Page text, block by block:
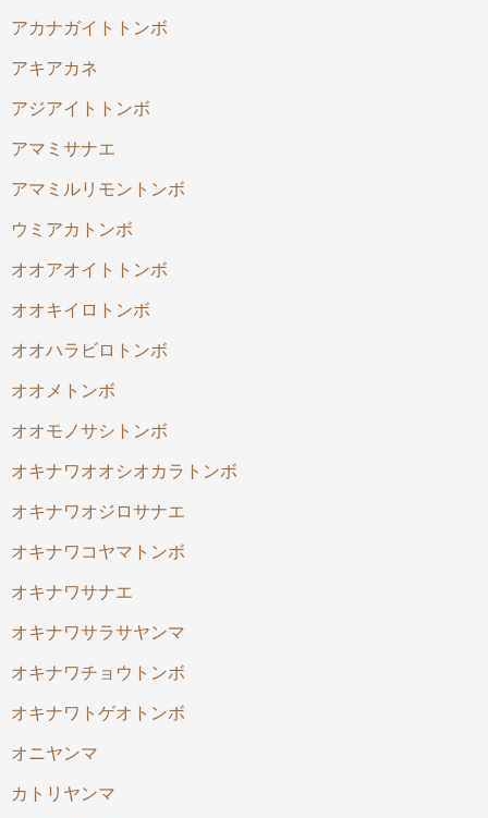
アカナガイトトンボ
アキアカネ
アジアイトトンボ
アマミサナエ
アマミルリモントンボ
ウミアカトンボ
オオアオイトトンボ
オオキイロトンボ
オオハラビロトンボ
オオメトンボ
オオモノサシトンボ
オキナワオオシオカラトンボ
オキナワオジロサナエ
オキナワコヤマトンボ
オキナワサナエ
オキナワサラサヤンマ
オキナワチョウトンボ
オキナワトゲオトンボ
オニヤンマ
カトリヤンマ